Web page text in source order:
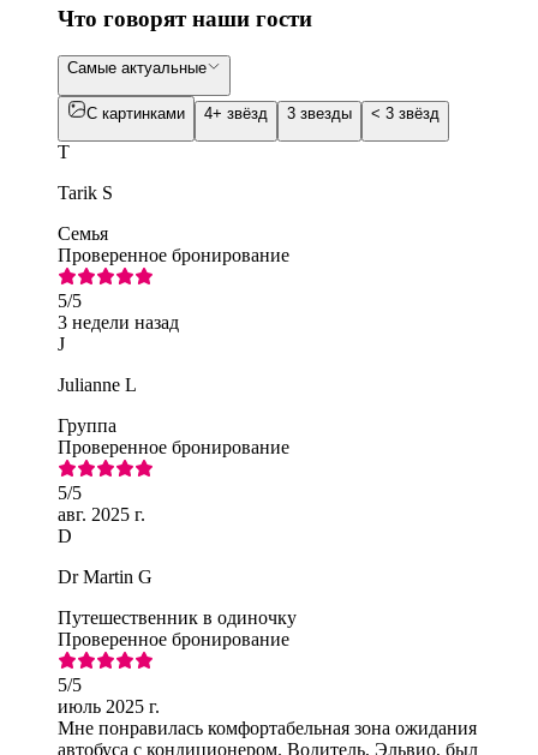
Что говорят наши гости
Самые актуальные
С картинками 4+ звёзд 3 звезды < 3 звёзд
T
Tarik S
Семья
Проверенное бронирование
5/5
3 недели назад
J
Julianne L
Группа
Проверенное бронирование
5/5
авг. 2025 г.
D
Dr Martin G
Путешественник в одиночку
Проверенное бронирование
5/5
июль 2025 г.
Мне понравилась комфортабельная зона ожидания
автобуса с кондиционером. Водитель, Эльвио, был